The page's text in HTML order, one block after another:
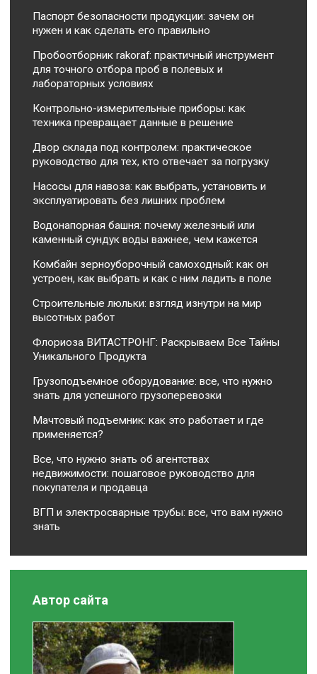
Паспорт безопасности продукции: зачем он
нужен и как сделать его правильно
Пробоотборник rakoraf: практичный инструмент
для точного отбора проб в полевых и
лабораторных условиях
Контрольно-измерительные приборы: как
техника превращает данные в решение
Двор склада под контролем: практическое
руководство для тех, кто отвечает за погрузку
Насосы для навоза: как выбрать, установить и
эксплуатировать без лишних проблем
Водонапорная башня: почему железный или
каменный сундук воды важнее, чем кажется
Комбайн зерноуборочный самоходный: как он
устроен, как выбрать и как с ним ладить в поле
Строительные люльки: взгляд изнутри на мир
высотных работ
Флориоза ВИТАСТРОНГ: Раскрываем Все Тайны
Уникального Продукта
Грузоподъемное оборудование: все, что нужно
знать для успешного грузоперевозки
Мачтовый подъемник: как это работает и где
применяется?
Все, что нужно знать об агентствах
недвижимости: пошаговое руководство для
покупателя и продавца
ВГП и электросварные трубы: все, что вам нужно
знать
Автор сайта